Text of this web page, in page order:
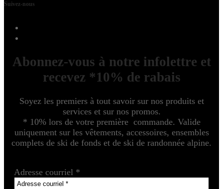
Suivez-nous
Abonnez-vous à notre infolettre et
recevez *10% de rabais
Soyez les premiers à tout savoir sur nos produits et
services et sur nos promos.
* 10% lors de votre première commande. Valide
uniquement sur les vêtements, accessoires, ensembles
complets de ski de fonds et de ski de randonnée alpine.
Adresse courriel *